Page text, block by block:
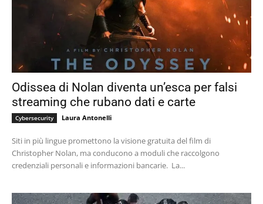
Odissea di Nolan diventa un’esca per falsi
streaming che rubano dati e carte
Cybersecurity Laura Antonelli
Siti in più lingue promettono la visione gratuita del film di
Christopher Nolan, ma conducono a moduli che raccolgono
credenziali personali e informazioni bancarie. La...